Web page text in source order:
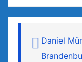
Daniel